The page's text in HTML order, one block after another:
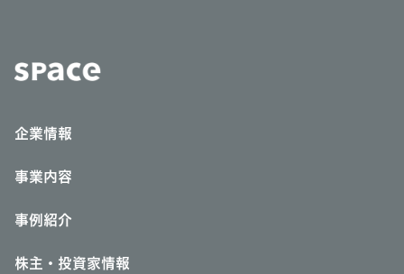
企業情報
事業内容
事例紹介
株主・投資家情報